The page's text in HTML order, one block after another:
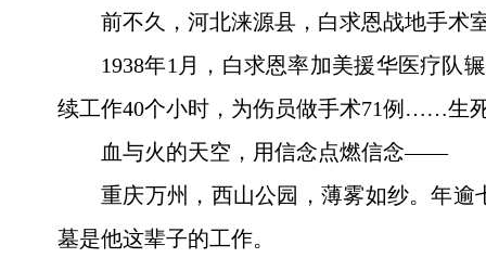
前不久，河北涞源县，白求恩战地手术
1938年1月，白求恩率加美援华医疗队
续工作40个小时，为伤员做手术71例……生
血与火的天空，用信念点燃信念——
重庆万州，西山公园，薄雾如纱。年
墓是他这辈子的工作。